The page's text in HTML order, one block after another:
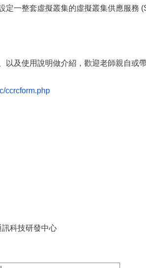
定一整套虛擬叢集的虛擬叢集供應服務
以及使用說明做介紹，歡迎老師親自或
ccrcform.php
科技研發中心